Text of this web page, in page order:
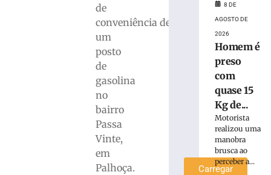
de
conveniência de
um
posto
de
gasolina
no
bairro
Passa
Vinte,
em
Palhoça.
maconha
Blumenau
Carregar
8 DE
AGOSTO DE
2026
Homem é
preso
com
quase 15
Kg de...
Motorista
realizou uma
manobra
brusca ao
perceber a...